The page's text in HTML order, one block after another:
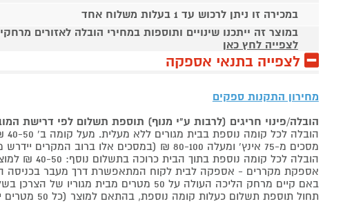
במכירה זו ניתן לרכוש עד 1 בעלות משלוח אחד
במוצר זה ייתכנו שינויים ותוספות במחירי הובלה לאזורים
לצפייה לחץ כאן
לצפייה בתנאי אספקה
מחירון התקנות ספקים
הובלה/פינוי חריגים (לרבות ע"י מנוף) תוספת תשלום לפי דרישת
הובלה לכל קומה נוספת בבית מגורים ללא מעלית. מעל קומה ב' 40-50 ₪ למוצר לבן, 60-80 ₪ למקרר/מקפיא, מסכים עד 65 אינץ' בין 50-80 ₪
מסכים מ-75 אינץ' ומעלה 80-100 ₪ (במסכים אלו ברוב המקרים יידרש מנוף ותחול הוראת הובלה חריגה שלעיל. אם לא יידרש מנוף תחול תוספת הקומות כבר מהקומה הראשונה)
הובלה לכל קומה נוספת בתוך הבית כרוכה בתשלום נוסף: 40-50 ₪ למוצר לבן, 60-80 ₪ למקרר/מקפיא, מסכים עד 65 אינץ' בין 50-80 ₪, מסכים מ-75 אינץ' ומעלה 80-100 ₪.
אספקת מקררים - אספקה לבית לקוח המתאפשרת דרך מעבר בכניסה הראשית עד
באם קיים מרחק הליכה העולה על 50 מטרים מבית מגוריו של הצרכן בשל חניה מרוחקת או חוסר גישה לביתו,
תחול תוספת תשלום כעלות קומה נוספת, בהתאם למוצר (כל 50 מטרים יחשבו כקומה נוספת).